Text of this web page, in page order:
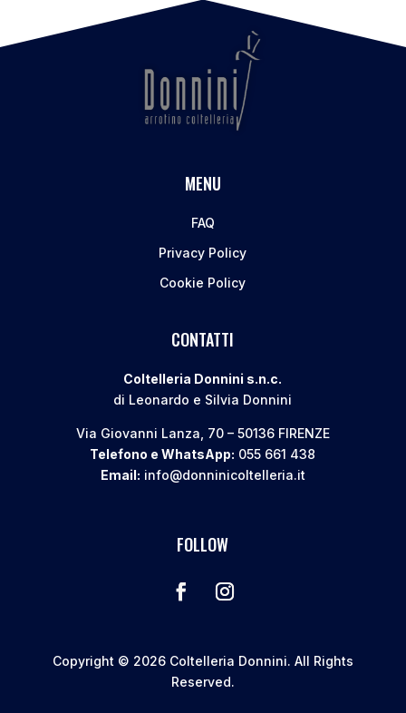
MENU
FAQ
Privacy Policy
Cookie Policy
CONTATTI
Coltelleria Donnini s.n.c.
di Leonardo e Silvia Donnini
Via Giovanni Lanza, 70 – 50136 FIRENZE
Telefono e WhatsApp: 055 661 438
Email: info@donninicoltelleria.it
FOLLOW
Copyright © 2026 Coltelleria Donnini. All Rights
Reserved.